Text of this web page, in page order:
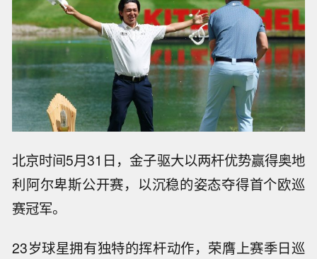
北京时间5月31日，金子驱大以两杆优势赢得奥地
利阿尔卑斯公开赛，以沉稳的姿态夺得首个欧巡
赛冠军。
23岁球星拥有独特的挥杆动作，荣膺上赛季日巡